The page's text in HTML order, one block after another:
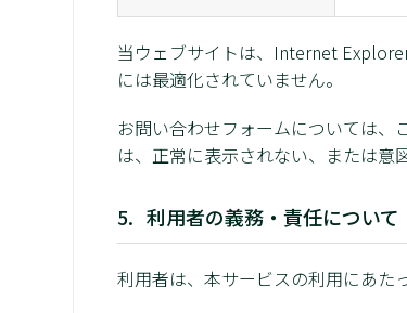
当ウェブサイトは、Internet
には最適化されていません。
お問い合わせフォームについては、
は、正常に表示されない、または意
利用者の義務・責任について
利用者は、本サービスの利用にあた